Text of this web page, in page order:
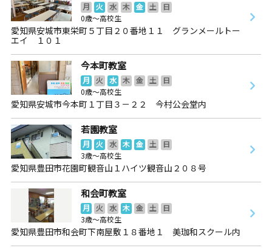
月 火 水 木 金 土
日
0歳～高校生
愛知県安城市東栄町５丁目２０番地１１ グランメールトー
エイ １０１
今本町教室
月 火 水 木 金 土
日
0歳～高校生
愛知県安城市今本町１丁目３－２２ 今村公会堂内
若園教室
月 火 水 木 金 土
日
3歳～高校生
愛知県豊田市花園町観音山１ハイツ観音山２０８号
和会町教室
月 火 水 木 金 土
日
3歳～高校生
愛知県豊田市和会町下南屋敷１８番地１ 美珈和スクール内